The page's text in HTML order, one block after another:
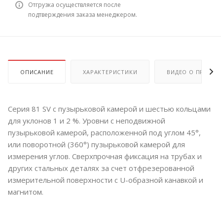
Отгрузка осуществляется после
подтверждения заказа менеджером.
ОПИСАНИЕ ХАРАКТЕРИСТИКИ ВИДЕО О
Серия 81 SV c пузырьковой камерой и шестью кольцами
для уклонов 1 и 2 %. Уровни с неподвижной
пузырьковой камерой, расположенной под углом 45°,
или поворотной (360°) пузырьковой камерой для
измерения углов. Сверхпрочная фиксация на трубах и
других стальных деталях за счет отфрезерованной
измерительной поверхности с U-образной канавкой и
магнитом.